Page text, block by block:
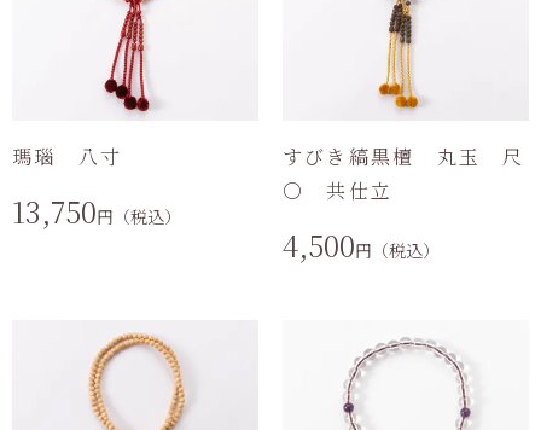
瑪瑙 八寸
13,750円（税込）
すびき縞黒檀 丸玉 尺
〇 共仕立
4,500円（税込）